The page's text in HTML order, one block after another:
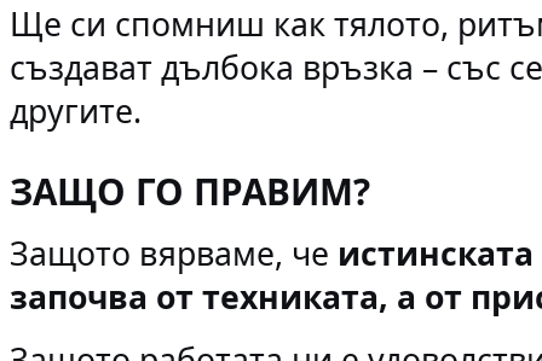
Ще си спомниш как тялото,
създават дълбока връзка – със
другите.
ЗАЩО ГО ПРАВИМ?
Защото вярваме, че
започва от техниката, а от